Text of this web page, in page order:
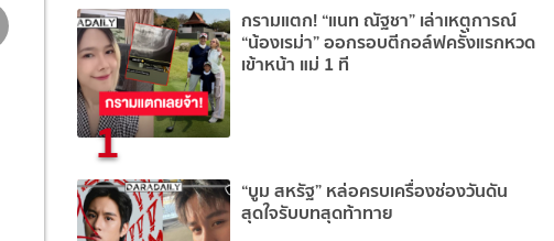
1
กรามแตก! “แนท ณัฐชา” เล่าเหตุการณ์
“น้องเรม่า” ออกรอบตีกอล์ฟครั้งแรกหวด
เข้าหน้า แม่ 1 ที
“บูม สหรัฐ” หล่อครบเครื่องช่องวันดัน
สุดใจรับบทสุดท้าทาย